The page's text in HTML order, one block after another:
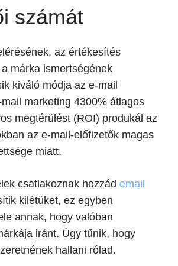
számát
az értékesítés
márka ismertségének
kiváló módja az e-mail
marketing 4300% átlagos
megtérülést (ROI) produkál az
az e-mail-előfizetők magas
miatt.
csatlakoznak hozzád email
kilétüket, ez egyben
annak, hogy valóban
iránt. Úgy tűnik, hogy
hallani rólad.